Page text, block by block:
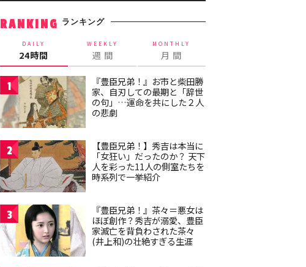
RANKING ランキング
DAILY
24時間
WEEKLY
週 間
MONTHLY
月 間
1
『豊臣兄弟！』お市と柴田勝
家、自刃しての最期と「辞世
の句」…運命を共にした２人
の悲劇
2
【豊臣兄弟！】秀吉は本当に
「女狂い」だったのか？ 天下
人を彩った11人の側室たちを
時系列で一挙紹介
3
『豊臣兄弟！』茶々＝悪女は
ほぼ創作？秀吉が溺愛、豊臣
家滅亡を背負わされた茶々
(井上和)の壮絶すぎる生涯